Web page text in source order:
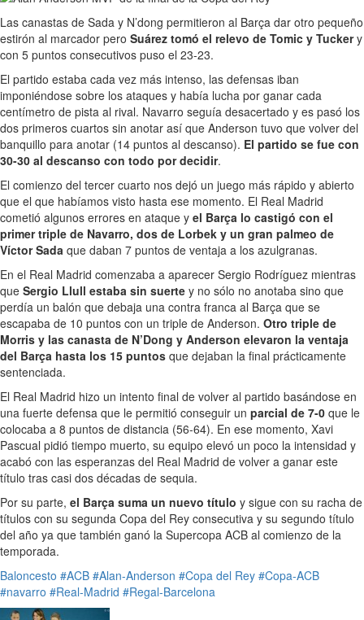
Las canastas de Sada y N’dong permitieron al Barça dar otro pequeño
estirón al marcador pero Suárez tomó el relevo de Tomic y Tuckery
con 5 puntos consecutivos puso el 23-23.
El partido estaba cada vez más intenso, las defensas iban
imponiéndose sobre los ataques y había lucha por ganar cada
centímetro de pista al rival. Navarro seguía desacertado y es pasó los
dos primeros cuartos sin anotar así que Anderson tuvo que volver del
banquillo para anotar (14 puntos al descanso). El partido se fue con
30-30 al descanso con todo por decidir.
El comienzo del tercer cuarto nos dejó un juego más rápido y abierto
que el que habíamos visto hasta ese momento. El Real Madrid
cometió algunos errores en ataque y el Barça lo castigó con el
primer triple de Navarro, dos de Lorbek y un gran palmeo de
Víctor Sada que daban 7 puntos de ventaja a los azulgranas.
En el Real Madrid comenzaba a aparecer Sergio Rodríguez mientras
que Sergio Llull estaba sin suerte y no sólo no anotaba sino que
perdía un balón que debaja una contra franca al Barça que se
escapaba de 10 puntos con un triple de Anderson. Otro triple de
Morris y las canasta de N’Dong y Anderson elevaron la ventaja
del Barça hasta los 15 puntos que dejaban la final prácticamente
sentenciada.
El Real Madrid hizo un intento final de volver al partido basándose en
una fuerte defensa que le permitió conseguir un parcial de 7-0 que le
colocaba a 8 puntos de distancia (56-64). En ese momento, Xavi
Pascual pidió tiempo muerto, su equipo elevó un poco la intensidad y
acabó con las esperanzas del Real Madrid de volver a ganar este
título tras casi dos décadas de sequia.
Por su parte, el Barça suma un nuevo título y sigue con su racha de
títulos con su segunda Copa del Rey consecutiva y su segundo título
del año ya que también ganó la Supercopa ACB al comienzo de la
temporada.
Baloncesto #ACB #Alan-Anderson #Copa del Rey #Copa-ACB
#navarro #Real-Madrid #Regal-Barcelona